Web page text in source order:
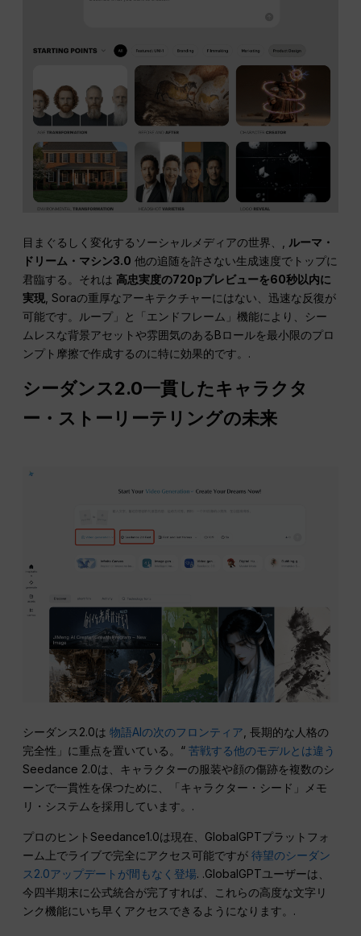
目まぐるしく変化するソーシャルメディアの世界、, ルーマ・
ドリーム・マシン3.0 他の追随を許さない生成速度でトップに
君臨する。それは高忠実度の720pプレビューを60秒以内に
実現 , Soraの重厚なアーキテクチャーにはない、迅速な反復が
可能です。ループ」と「エンドフレーム」機能により、シー
ムレスな背景アセットや雰囲気のあるBロールを最小限のプロ
ンプト摩擦で作成するのに特に効果的です。.
シーダンス2.0一貫したキャラクタ
ー・ストーリーテリングの未来
シーダンス2.0は物語AIの次のフロンティア , 長期的な人格の
完全性」に重点を置いている。“苦戦する他のモデルとは違う
Seedance 2.0は、キャラクターの服装や顔の傷跡を複数のシ
ーンで一貫性を保つために、「キャラクター・シード」メモ
リ・システムを採用しています。.
プロのヒントSeedance1.0は現在、GlobalGPTプラットフォ
ーム上でライブで完全にアクセス可能ですが待望のシーダン
ス2.0アップデートが間もなく登場. .GlobalGPTユーザーは、
今四半期末に公式統合が完了すれば、これらの高度な文字リ
ンク機能にいち早くアクセスできるようになります。.